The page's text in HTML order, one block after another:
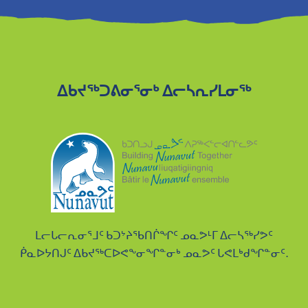
ᐃᑲᔪᖅᑐᕕᓂᕐᓂᒃ ᐃᓕᓴᕆᓯᒪᓂᖅ
ᒪᓕᒐᓕᕆᓂᕐᒧᑦ ᑲᑐᔾᔨᖃᑎᒌᖏᑦ ᓄᓇᕗᒻᒥ ᐃᓕᓴᖅᓯᕗᑦ
ᑮᓇᐅᔭᑎᒍᑦ ᐃᑲᔪᖅᑕᐅᕙᖕᓂᖏᓐᓂᒃ ᓄᓇᕗᑦ ᒐᕙᒪᒃᑯᖏᓐᓂᑦ.